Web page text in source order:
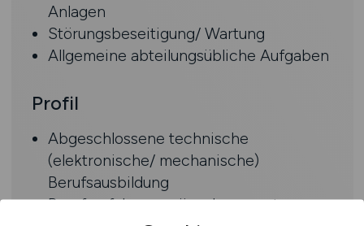
Anlagen
Störungsbeseitigung/ Wartung
Allgemeine abteilungsübliche Aufgaben
Profil
Abgeschlossene technische
(elektronische/ mechanische)
Berufsausbildung
Berufserfahrung wünschenswert